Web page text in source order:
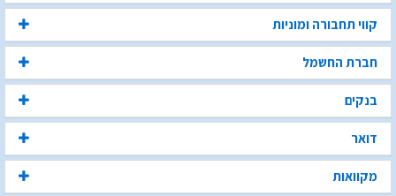
קווי תחבורה ומוניות
חברת החשמל
בנקים
דואר
מקוואות